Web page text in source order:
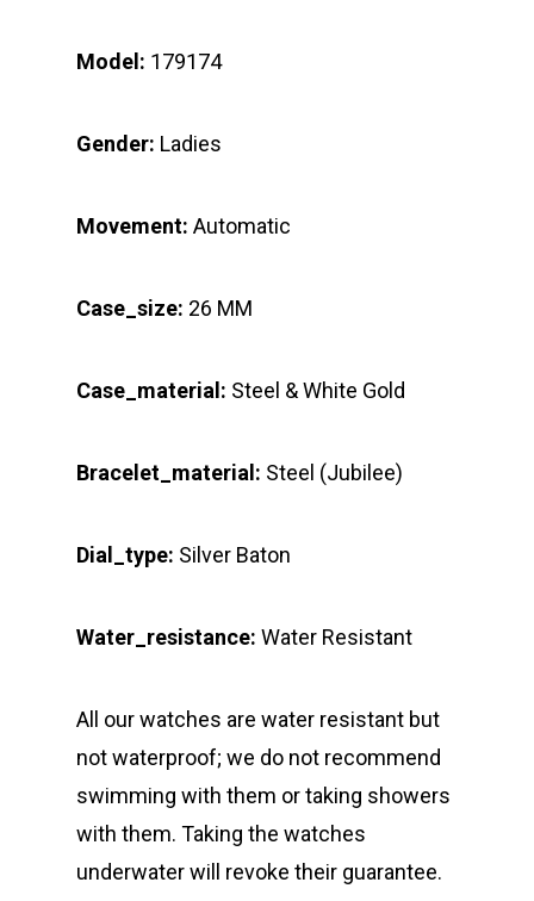
Model: 179174
Gender: Ladies
Movement: Automatic
Case_size: 26 MM
Case_material: Steel & White Gold
Bracelet_material: Steel (Jubilee)
Dial_type: Silver Baton
Water_resistance: Water Resistant
All our watches are water resistant but
not waterproof; we do not recommend
swimming with them or taking showers
with them. Taking the watches
underwater will revoke their guarantee.